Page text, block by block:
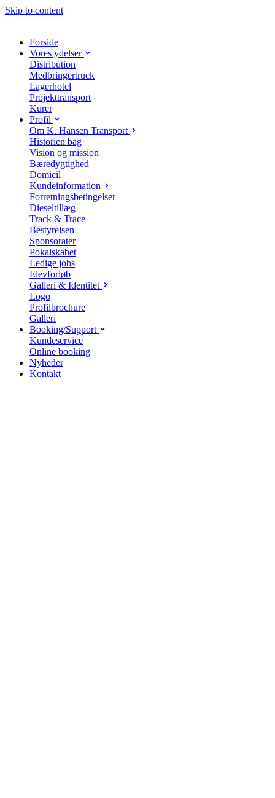
Skip to content
Forside
Vores ydelser
Distribution
Medbringertruck
Lagerhotel
Projekttransport
Kurer
Profil
Om K. Hansen Transport
Historien bag
Vision og mission
Bæredygtighed
Domicil
Kundeinformation
Forretningsbetingelser
Dieseltillæg
Track & Trace
Bestyrelsen
Sponsorater
Pokalskabet
Ledige jobs
Elevforløb
Galleri & Identitet
Logo
Profilbrochure
Galleri
Booking/Support
Kundeservice
Online booking
Nyheder
Kontakt